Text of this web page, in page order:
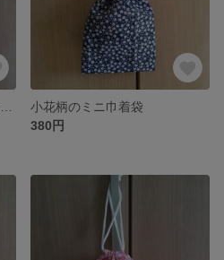
小花柄のミニ巾着袋
380円